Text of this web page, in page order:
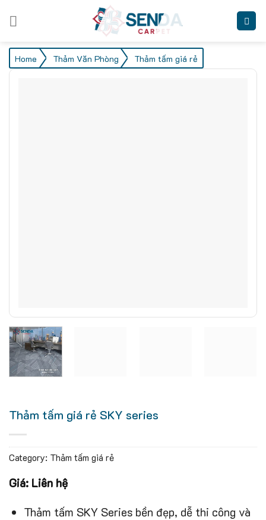
Home / Thảm Văn Phòng / Thảm tấm giá rẻ
Thảm tấm giá rẻ SKY series
Category: Thảm tấm giá rẻ
Giá: Liên hệ
Thảm tấm SKY Series bền đẹp, dễ thi công và